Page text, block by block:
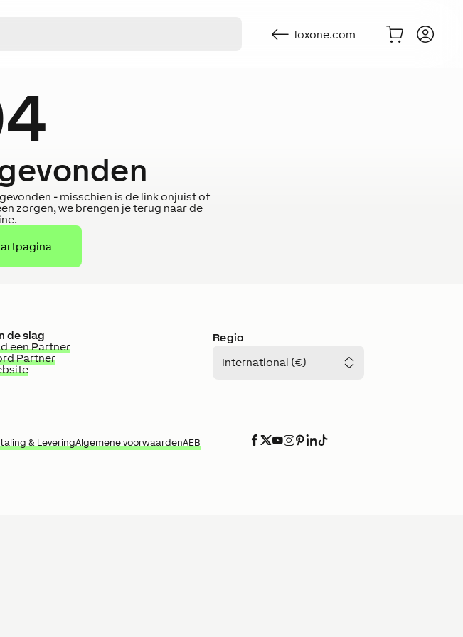
loxone.com
- misschien is de link onjuist of
zorgen, we brengen je terug naar de
de slag
een Partner
Partner
Regio
International (€)
& LeveringAlgemene voorwaardenAEB